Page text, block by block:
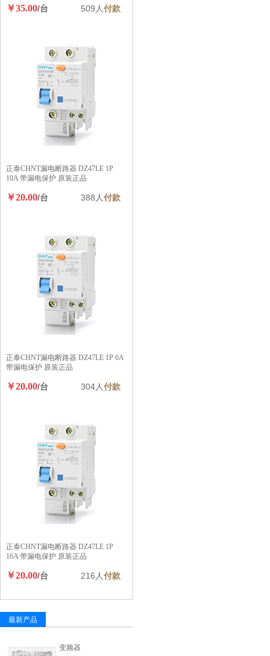
￥35.00/台 509人付款
正泰CHNT漏电断路器 DZ47LE 1P
10A 带漏电保护 原装正品
￥20.00/台 388人付款
正泰CHNT漏电断路器 DZ47LE 1P 6A
带漏电保护 原装正品
￥20.00/台 304人付款
正泰CHNT漏电断路器 DZ47LE 1P
16A 带漏电保护 原装正品
￥20.00/台 216人付款
最新产品
变频器